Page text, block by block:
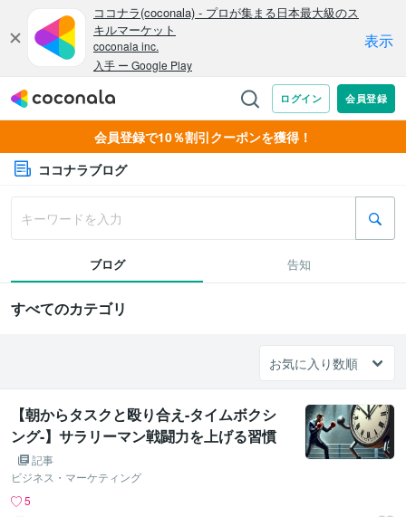
会員登録で10％割引クーポンを獲得！
ココナラブログ
ブログ 告知
すべてのカテゴリ
【朝からタスクと殴り合え-タイムボクシ
ング-】サラリーマン戦闘力を上げる習慣
② 記事
ビジネス・マーケティング
5